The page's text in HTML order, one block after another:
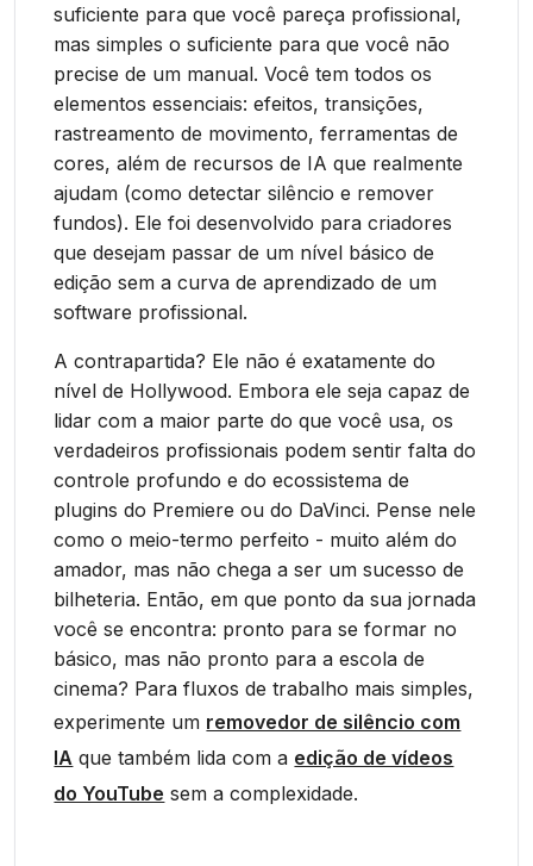
suficiente para que você pareça profissional,
mas simples o suficiente para que você não
precise de um manual. Você tem todos os
elementos essenciais: efeitos, transições,
rastreamento de movimento, ferramentas de
cores, além de recursos de IA que realmente
ajudam (como detectar silêncio e remover
fundos). Ele foi desenvolvido para criadores
que desejam passar de um nível básico de
edição sem a curva de aprendizado de um
software profissional.
A contrapartida? Ele não é exatamente do
nível de Hollywood. Embora ele seja capaz de
lidar com a maior parte do que você usa, os
verdadeiros profissionais podem sentir falta do
controle profundo e do ecossistema de
plugins do Premiere ou do DaVinci. Pense nele
como o meio-termo perfeito - muito além do
amador, mas não chega a ser um sucesso de
bilheteria. Então, em que ponto da sua jornada
você se encontra: pronto para se formar no
básico, mas não pronto para a escola de
cinema? Para fluxos de trabalho mais simples,
experimente um removedor de silêncio com
IA que também lida com a edição de vídeos
do YouTube sem a complexidade.